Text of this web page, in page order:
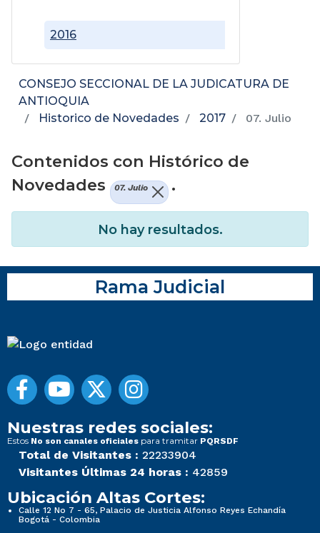
2016
CONSEJO SECCIONAL DE LA JUDICATURA DE
ANTIOQUIA
Historico de Novedades
2017 07. Julio
Contenidos con Histórico de
Novedades
07. Julio .
No hay resultados.
Rama Judicial
Nuestras redes sociales:
Estos No son canales oficiales para tramitar PQRSDF
Total de Visitantes : 22233904
Visitantes Últimas 24 horas : 42859
Ubicación Altas Cortes:
Calle 12 No 7 - 65, Palacio de Justicia Alfonso Reyes Echandía
Bogotá - Colombia